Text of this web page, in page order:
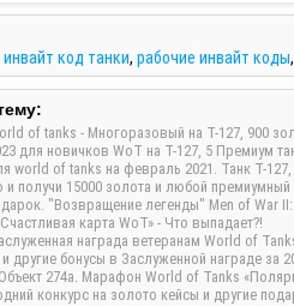
инвайт код танки, рабочие инвайт коды
of tanks - Многоразовый на Т-127, 900
для новичков WoT на Т-127, 5 Премиум
world of tanks на февраль 2021. Танк Т-
и получи 15000 золота и любой
"Возвращение легенды" Men of War II:
карта WoT» - Что выпадает?!
награда ветеранам World of
другие бонусы в Заслуженной награде за
274а. Марафон World of Tanks
конкурс на золото кейсы и другие